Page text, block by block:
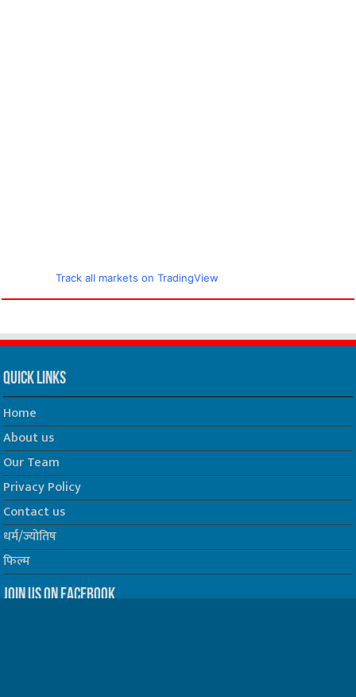
Track all markets on TradingView
Quick Links
Home
About us
Our Team
Privacy Policy
Contact us
धर्म/ज्योतिष
फिल्म
Join us on Facebook